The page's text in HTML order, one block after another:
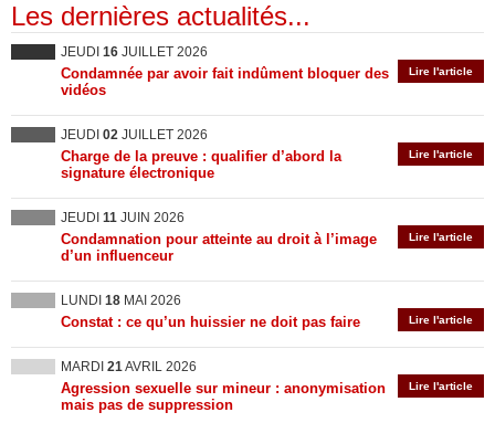
Les dernières actualités...
JEUDI 16 JUILLET 2026
Lire l'article
Condamnée par avoir fait indûment bloquer des
vidéos
JEUDI 02 JUILLET 2026
Lire l'article
Charge de la preuve : qualifier d’abord la
signature électronique
JEUDI 11 JUIN 2026
Lire l'article
Condamnation pour atteinte au droit à l’image
d’un influenceur
LUNDI 18 MAI 2026
Lire l'article
Constat : ce qu’un huissier ne doit pas faire
MARDI 21AVRIL 2026
Lire l'article
Agression sexuelle sur mineur : anonymisation
mais pas de suppression